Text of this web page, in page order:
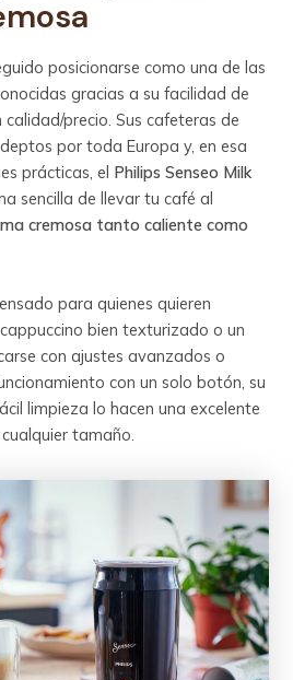
posicionarse como una de las
gracias a su facilidad de
precio. Sus cafeteras de
por toda Europa y, en esa
prácticas, el Philips Senseo Milk
sencilla de llevar tu café al
cremosa tanto caliente como
para quienes quieren
bien texturizado o un
con ajustes avanzados o
con un solo botón, su
limpieza lo hacen una excelente
tamaño.